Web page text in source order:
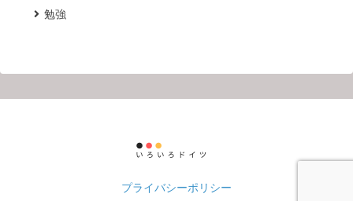
勉強
プライバシーポリシー